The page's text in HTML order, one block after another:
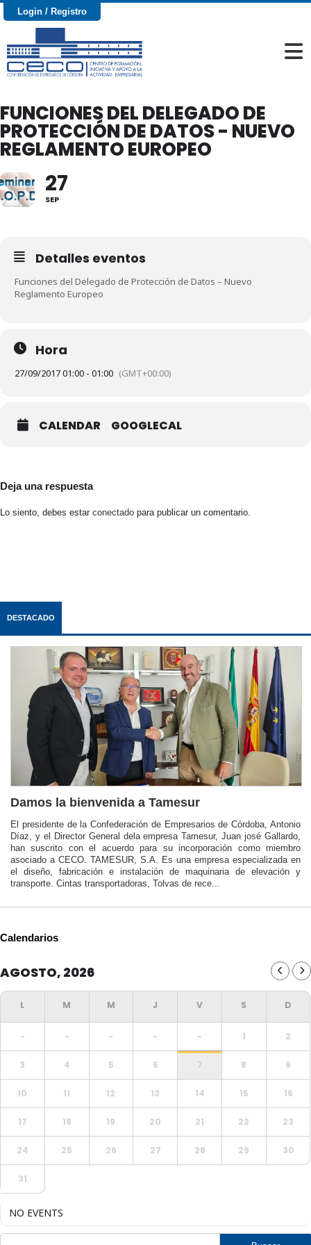
Login / Registro
FUNCIONES DEL DELEGADO DE
PROTECCIÓN DE DATOS - NUEVO
REGLAMENTO EUROPEO
27
SEP
Detalles eventos
Funciones del Delegado de Protección de Datos – Nuevo
Reglamento Europeo
Hora
27/09/2017 01:00 - 01:00 (GMT+00:00)
CALENDAR GOOGLECAL
Deja una respuesta
Lo siento, debes estar conectado para publicar un comentario.
DESTACADO
Damos la bienvenida a Tamesur
El presidente de la Confederación de Empresarios de Córdoba, Antonio
Díaz, y el Director General dela empresa Tamesur, Juan josé Gallardo,
han suscrito con el acuerdo para su incorporación como miembro
asociado a CECO. TAMESUR, S.A. Es una empresa especializada en
el diseño, fabricación e instalación de maquinaria de elevación y
transporte. Cintas transportadoras, Tolvas de rece...
Calendarios
AGOSTO, 2026
- - - - - 1 2
3 4 5 6 7 8 9
10 11 12 13 14 15 16
17 18 19 20 21 22 23
24 25 26 27 28 29 30
31
NO EVENTS